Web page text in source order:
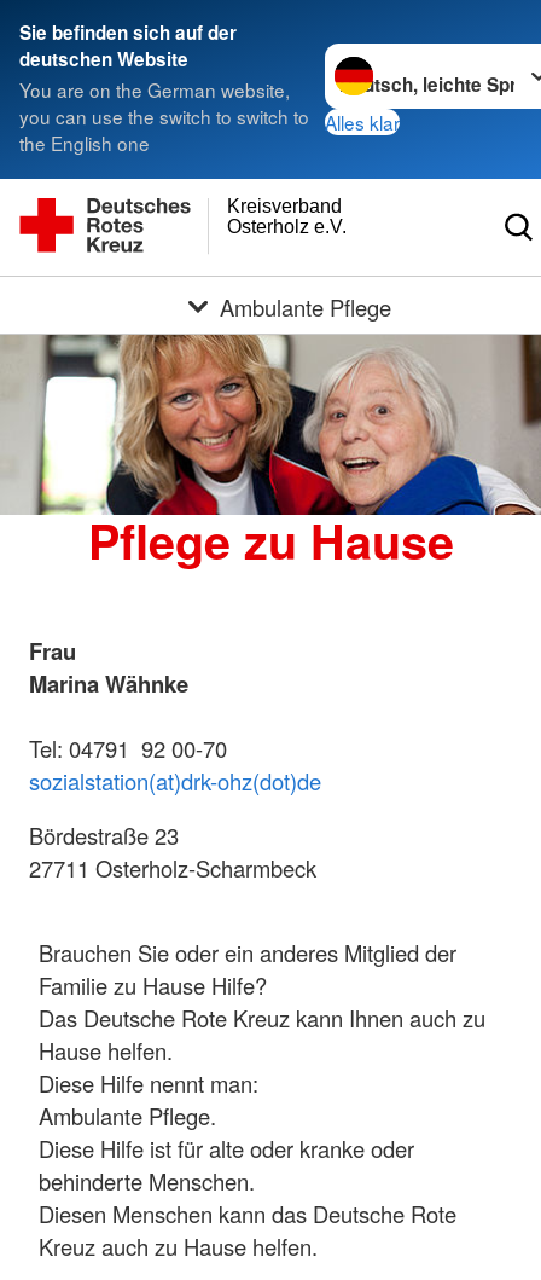
Sie befinden sich auf der
deutschen Website
You are on the German website,
you can use the switch to switch to
the English one
Sprache wechseln zu
Alles klar
Osterholz e.V.
Kreisverband
Ambulante Pflege
Pflege zu Hause
Frau
Marina Wähnke
Tel: 04791 92 00-70
sozialstation(at)drk-ohz(dot)de
Bördestraße 23
27711 Osterholz-Scharmbeck
Brauchen Sie oder ein anderes Mitglied der
Familie zu Hause Hilfe?
Das Deutsche Rote Kreuz kann Ihnen auch zu
Hause helfen.
Diese Hilfe nennt man:
Ambulante Pflege.
Diese Hilfe ist für alte oder kranke oder
behinderte Menschen.
Diesen Menschen kann das Deutsche Rote
Kreuz auch zu Hause helfen.